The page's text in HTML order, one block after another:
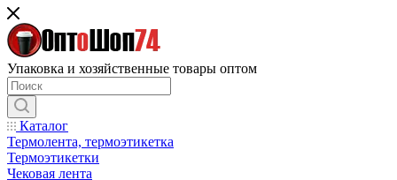
Упаковка и хозяйственные товары оптом
Каталог
Термолента, термоэтикетка
Термоэтикетки
Чековая лента